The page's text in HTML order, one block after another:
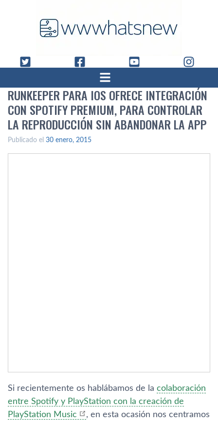
RUNKEEPER PARA IOS OFRECE INTEGRACIÓN
CON SPOTIFY PREMIUM, PARA CONTROLAR
LA REPRODUCCIÓN SIN ABANDONAR LA APP
Publicado el 30 enero, 2015
Si recientemente os hablábamos de la colaboración
entre Spotify y PlayStation con la creación de
PlayStation Music
, en esta ocasión nos centramos